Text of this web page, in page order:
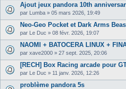
Ajout jeux pandora 10th
par Lumba » 05 mars 2026, 19:49
Neo-Geo Pocket et Dark Arms
par Le Duc » 08 févr. 2026, 19:07
NAOMI + BATOCERA LINUX +
par xave2000 » 27 sept. 2025, 20:06
[RECH] Box Racing arcade pour
par Le Duc » 11 janv. 2026, 12:26
problème pandora 5s